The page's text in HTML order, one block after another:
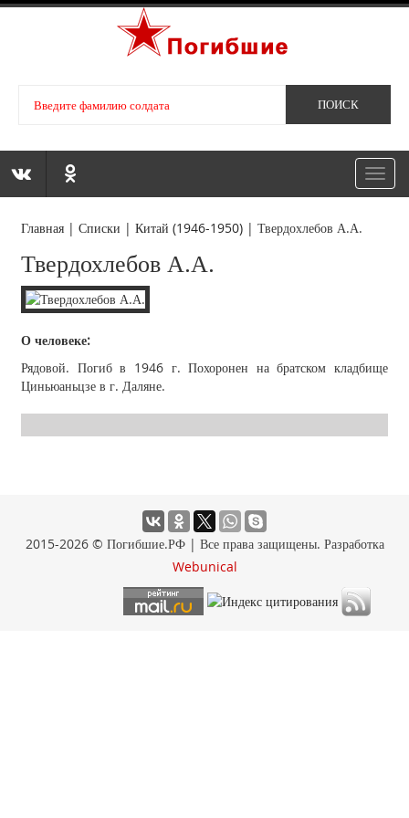
Главная |Списки |Китай (1946-1950) |Твердохлебов А.А.
Твердохлебов А.А.
О человеке:
Рядовой. Погиб в 1946 г. Похоронен на братском кладбище
Циньюаньцзе в г. Даляне.
2015-2026 © Погибшие.РФ | Все права защищены. Разработка
Webunical